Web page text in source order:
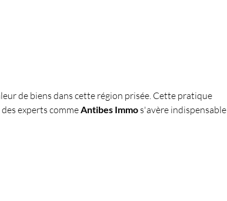
de biens dans cette région prisée. Cette pratique
experts comme Antibes Immo s'avère indispensable